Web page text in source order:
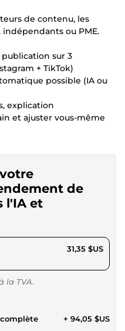
de contenu, les
ou PME.
sur 3
+ TikTok)
possible (IA ou
explication
et ajuster vous-même
de
l'IA et
31,35 $US
la TVA.
+ 94,05 $US